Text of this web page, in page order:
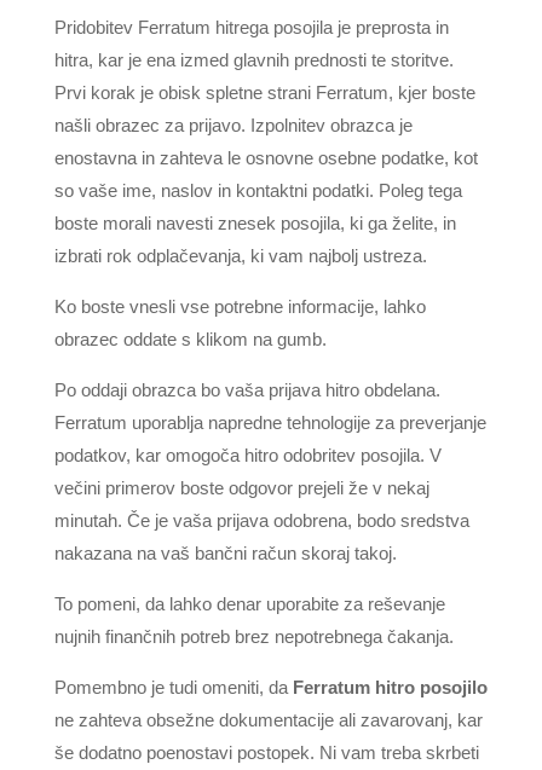
Pridobitev Ferratum hitrega posojila je preprosta in
hitra, kar je ena izmed glavnih prednosti te storitve.
Prvi korak je obisk spletne strani Ferratum, kjer boste
našli obrazec za prijavo. Izpolnitev obrazca je
enostavna in zahteva le osnovne osebne podatke, kot
so vaše ime, naslov in kontaktni podatki. Poleg tega
boste morali navesti znesek posojila, ki ga želite, in
izbrati rok odplačevanja, ki vam najbolj ustreza.
Ko boste vnesli vse potrebne informacije, lahko
obrazec oddate s klikom na gumb.
Po oddaji obrazca bo vaša prijava hitro obdelana.
Ferratum uporablja napredne tehnologije za preverjanje
podatkov, kar omogoča hitro odobritev posojila. V
večini primerov boste odgovor prejeli že v nekaj
minutah. Če je vaša prijava odobrena, bodo sredstva
nakazana na vaš bančni račun skoraj takoj.
To pomeni, da lahko denar uporabite za reševanje
nujnih finančnih potreb brez nepotrebnega čakanja.
Pomembno je tudi omeniti, da Ferratum hitro posojilo
ne zahteva obsežne dokumentacije ali zavarovanj, kar
še dodatno poenostavi postopek. Ni vam treba skrbeti